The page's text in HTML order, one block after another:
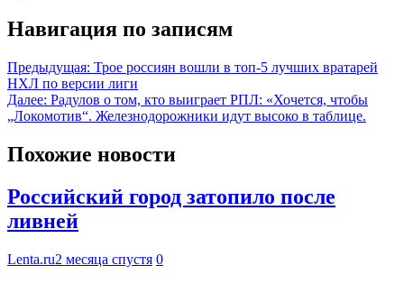
Навигация по записям
Предыдущая: Трое россиян вошли в топ-5 лучших вратарей
НХЛ по версии лиги
Далее: Радулов о том, кто выиграет РПЛ: «Хочется, чтобы
„Локомотив“. Железнодорожники идут высоко в таблице.
Похожие новости
Российский город затопило после
ливней
Lenta.ru2 месяца спустя 0